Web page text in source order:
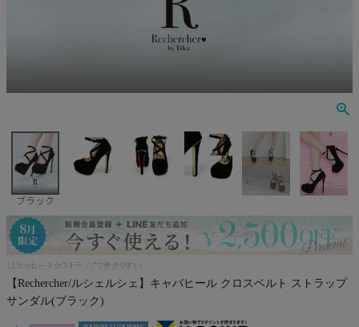
JENNNY
COMEX
Rechercher
Pleaser
ブラック
13.5cmヒール☆ストラップで歩きやすい!
【Rechercher/ルシェルシェ】キャバヒール クロスベルト ストラップ
サンダル(ブラック)